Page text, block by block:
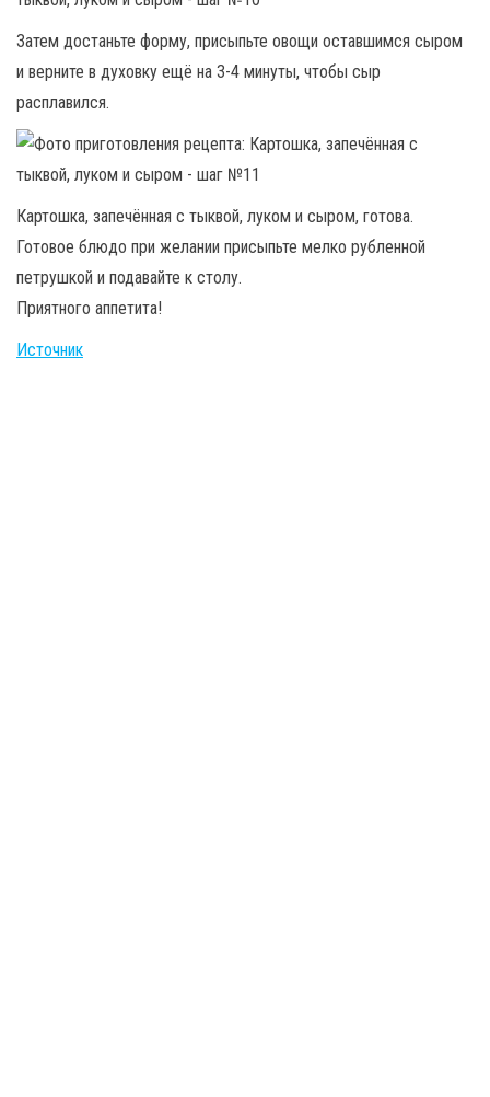
Затем достаньте форму, присыпьте овощи оставшимся сыром
и верните в духовку ещё на 3-4 минуты, чтобы сыр
расплавился.
Картошка, запечённая с тыквой, луком и сыром, готова.
Готовое блюдо при желании присыпьте мелко рубленной
петрушкой и подавайте к столу.
Приятного аппетита!
Источник